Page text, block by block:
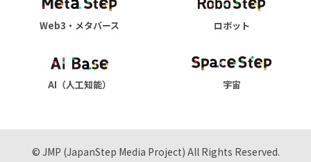
Web3・メタバース ロボット
AI（人工知能） 宇宙
© JMP (JapanStep Media Project) All Rights Reserved.